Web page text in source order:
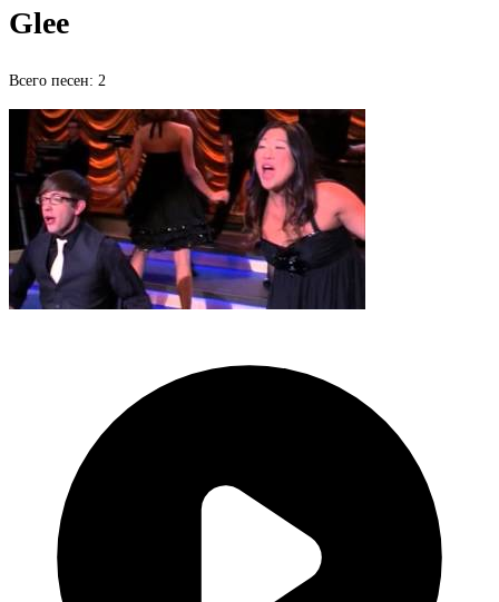
Glee
Всего песен: 2